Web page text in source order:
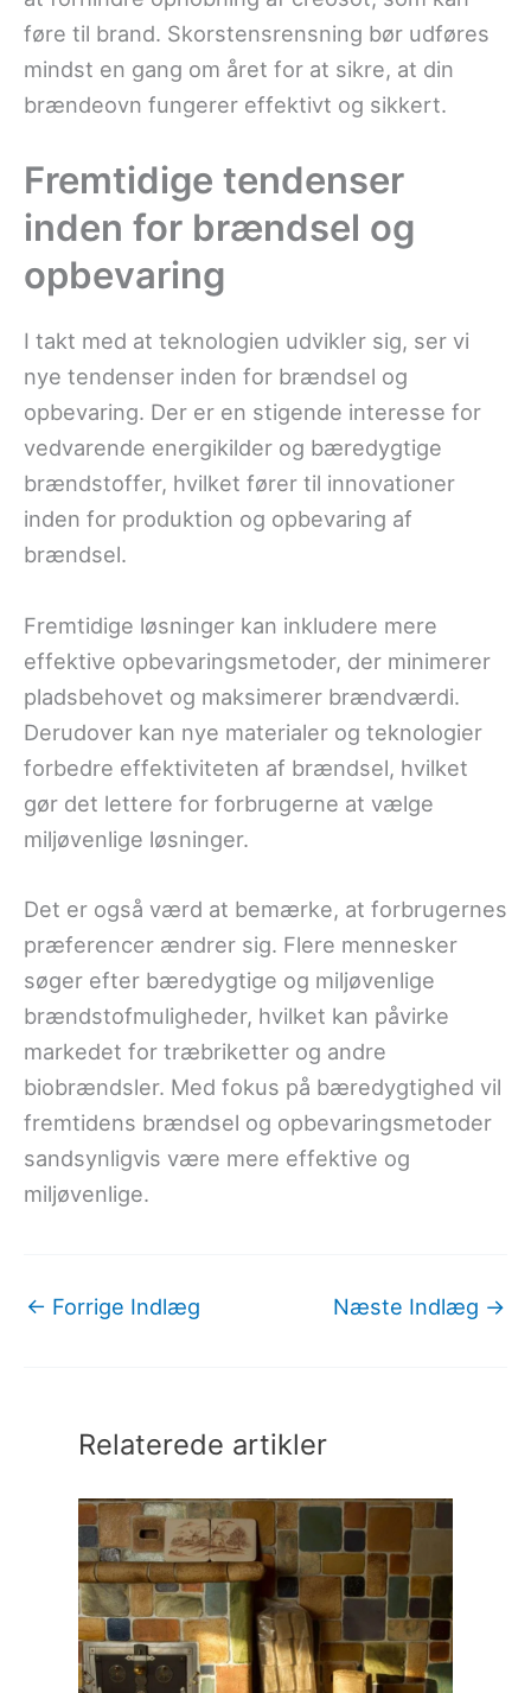
føre til brand. Skorstensrensning bør udføres
mindst en gang om året for at sikre, at din
brændeovn fungerer effektivt og sikkert.
Fremtidige tendenser
inden for brændsel og
opbevaring
I takt med at teknologien udvikler sig, ser vi
nye tendenser inden for brændsel og
opbevaring. Der er en stigende interesse for
vedvarende energikilder og bæredygtige
brændstoffer, hvilket fører til innovationer
inden for produktion og opbevaring af
brændsel.
Fremtidige løsninger kan inkludere mere
effektive opbevaringsmetoder, der minimerer
pladsbehovet og maksimerer brændværdi.
Derudover kan nye materialer og teknologier
forbedre effektiviteten af brændsel, hvilket
gør det lettere for forbrugerne at vælge
miljøvenlige løsninger.
Det er også værd at bemærke, at forbrugernes
præferencer ændrer sig. Flere mennesker
søger efter bæredygtige og miljøvenlige
brændstofmuligheder, hvilket kan påvirke
markedet for træbriketter og andre
biobrændsler. Med fokus på bæredygtighed vil
fremtidens brændsel og opbevaringsmetoder
sandsynligvis være mere effektive og
miljøvenlige.
← Forrige Indlæg Næste Indlæg →
Relaterede artikler